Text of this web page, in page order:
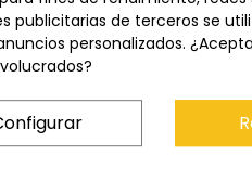
publicitarias de terceros se
personalizados.